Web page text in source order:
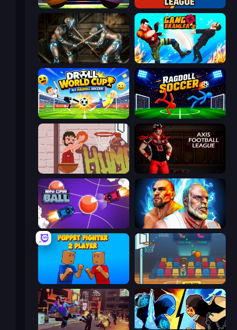
Pill Soccer Basketball League
Striker Dummies Gang Brawlers
Droll World Cup Ragdoll Soccer 2 Players
Basket Slam Dunk 2 Axis Football League
Mini Car Ball Fighter Legends Duo
Puppet Fighter 2 Player Basket Champs